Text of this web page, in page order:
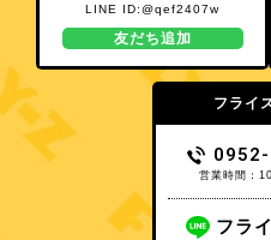
LINE ID:@qef2407w
友だち追加
フライ
営業時間：
フラ